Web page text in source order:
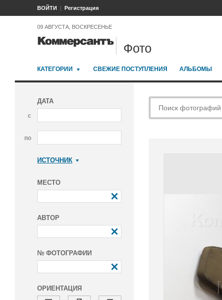
ВОЙТИ Регистрация
09 АВГУСТА, ВОСКРЕСЕНЬЕ
Фото
КАТЕГОРИИ СВЕЖИЕ ПОСТУПЛЕНИЯ АЛЬБОМЫ
ДАТА
с
по
ИСТОЧНИК
МЕСТО
АВТОР
№ ФОТОГРАФИИ
ОРИЕНТАЦИЯ